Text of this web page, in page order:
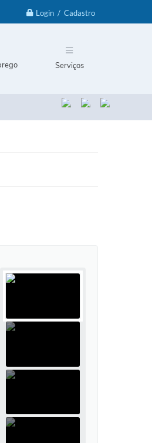
Login / Cadastro
Serviços